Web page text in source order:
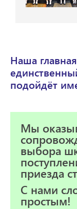
Наша
подойдёт
Мы
выбора
приезда
С нами
простым!